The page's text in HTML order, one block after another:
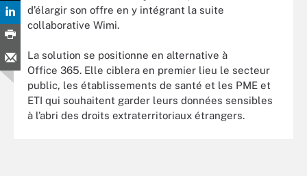
d’élargir son offre en y intégrant la suite
collaborative Wimi.
La solution se positionne en alternative à
Office 365. Elle ciblera en premier lieu le secteur
public, les établissements de santé et les PME et
ETI qui souhaitent garder leurs données sensibles
à l’abri des droits extraterritoriaux étrangers.